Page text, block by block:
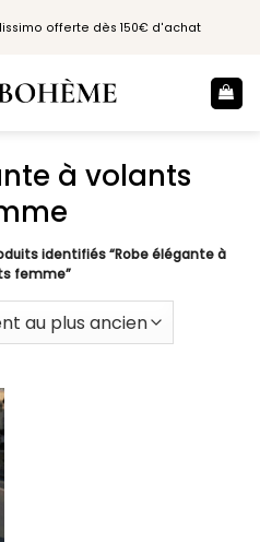
offerte dès 150€ d'achat
à volants
identifiés “Robe élégante à
femme”